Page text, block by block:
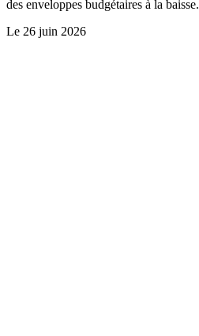
des enveloppes budgétaires à la baisse.
Le 26 juin 2026